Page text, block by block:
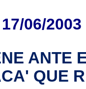
17/06/2003
ANTE
QUE